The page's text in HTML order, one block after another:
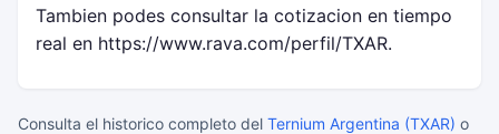
Tambien podes consultar la cotizacion en tiempo
real en https://www.rava.com/perfil/TXAR.
Consulta el historico completo del Ternium Argentina (TXAR) o